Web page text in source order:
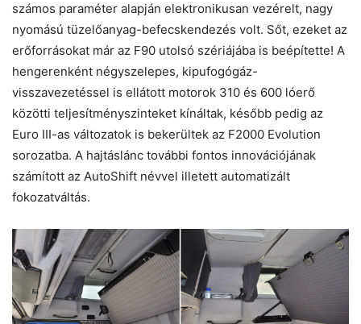
számos paraméter alapján elektronikusan vezérelt, nagy
nyomású tüzelőanyag-befecskendezés volt. Sőt, ezeket az
erőforrásokat már az F90 utolsó szériájába is beépítette! A
hengerenként négyszelepes, kipufogógáz-
visszavezetéssel is ellátott motorok 310 és 600 lóerő
közötti teljesítményszinteket kínáltak, később pedig az
Euro III-as változatok is bekerültek az F2000 Evolution
sorozatba. A hajtáslánc további fontos innovációjának
számított az AutoShift névvel illetett automatizált
fokozatváltás.